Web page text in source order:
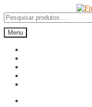
para
a
navegação
para
o
conteúdo
Pesquisar
por:
Menu